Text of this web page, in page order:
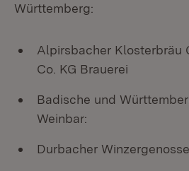
Württemberg:
Alpirsbacher Klosterbräu
Co. KG Brauerei
Badische und
Weinbar:
Durbacher